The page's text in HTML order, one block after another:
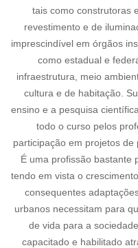
tais como construtoras
revestimento e de
imprescindível em órgãos
como estadual e
infraestrutura, meio
cultura e de habitação.
ensino e a pesquisa
todo o curso pelos
participação em projetos de
É uma profissão bastante
tendo em vista o
consequentes
urbanos necessitam para
de vida para a
capacitado e habilitado